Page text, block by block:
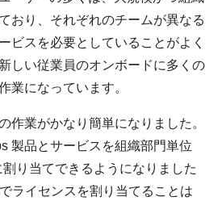
おり、それぞれのチームが異なる
ビスを必要としていることがよく
しい従業員のオンボードに多くの
業になっています。
作業がかなり簡単になりました。
製品とサービスを組織部門単位
り当てできるようになりました
ライセンスを割り当てることは